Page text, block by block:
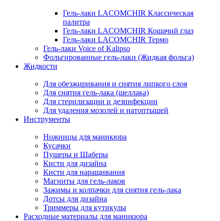
Гель-лаки LACOMCHIR Классическая
палитра
Гель-лаки LACOMCHIR Кошачий глаз
Гель-лаки LACOMCHIR Термо
Гель-лаки Voice of Kalipso
Фольгированные гель-лаки (Жидкая фольга)
Жидкости
Для обезжиривания и снятия липкого слоя
Для снятия гель-лака (шеллака)
Для стерилизации и дезинфекции
Для удаления мозолей и натоптышей
Инструменты
Ножницы для маникюра
Кусачки
Пушеры и Шаберы
Кисти для дизайна
Кисти для наращивания
Магниты для гель-лаков
Зажимы и колпачки для снятия гель-лака
Дотсы для дизайна
Триммеры для кутикулы
Расходные материалы для маникюра